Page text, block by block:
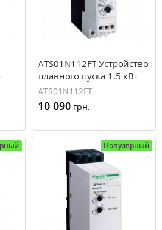
ATS01N112FT Устройство
плавного пуска 1.5 кВт
Schneider Electric ATS01
ATS01N112FT
10 090 грн.
Популярный